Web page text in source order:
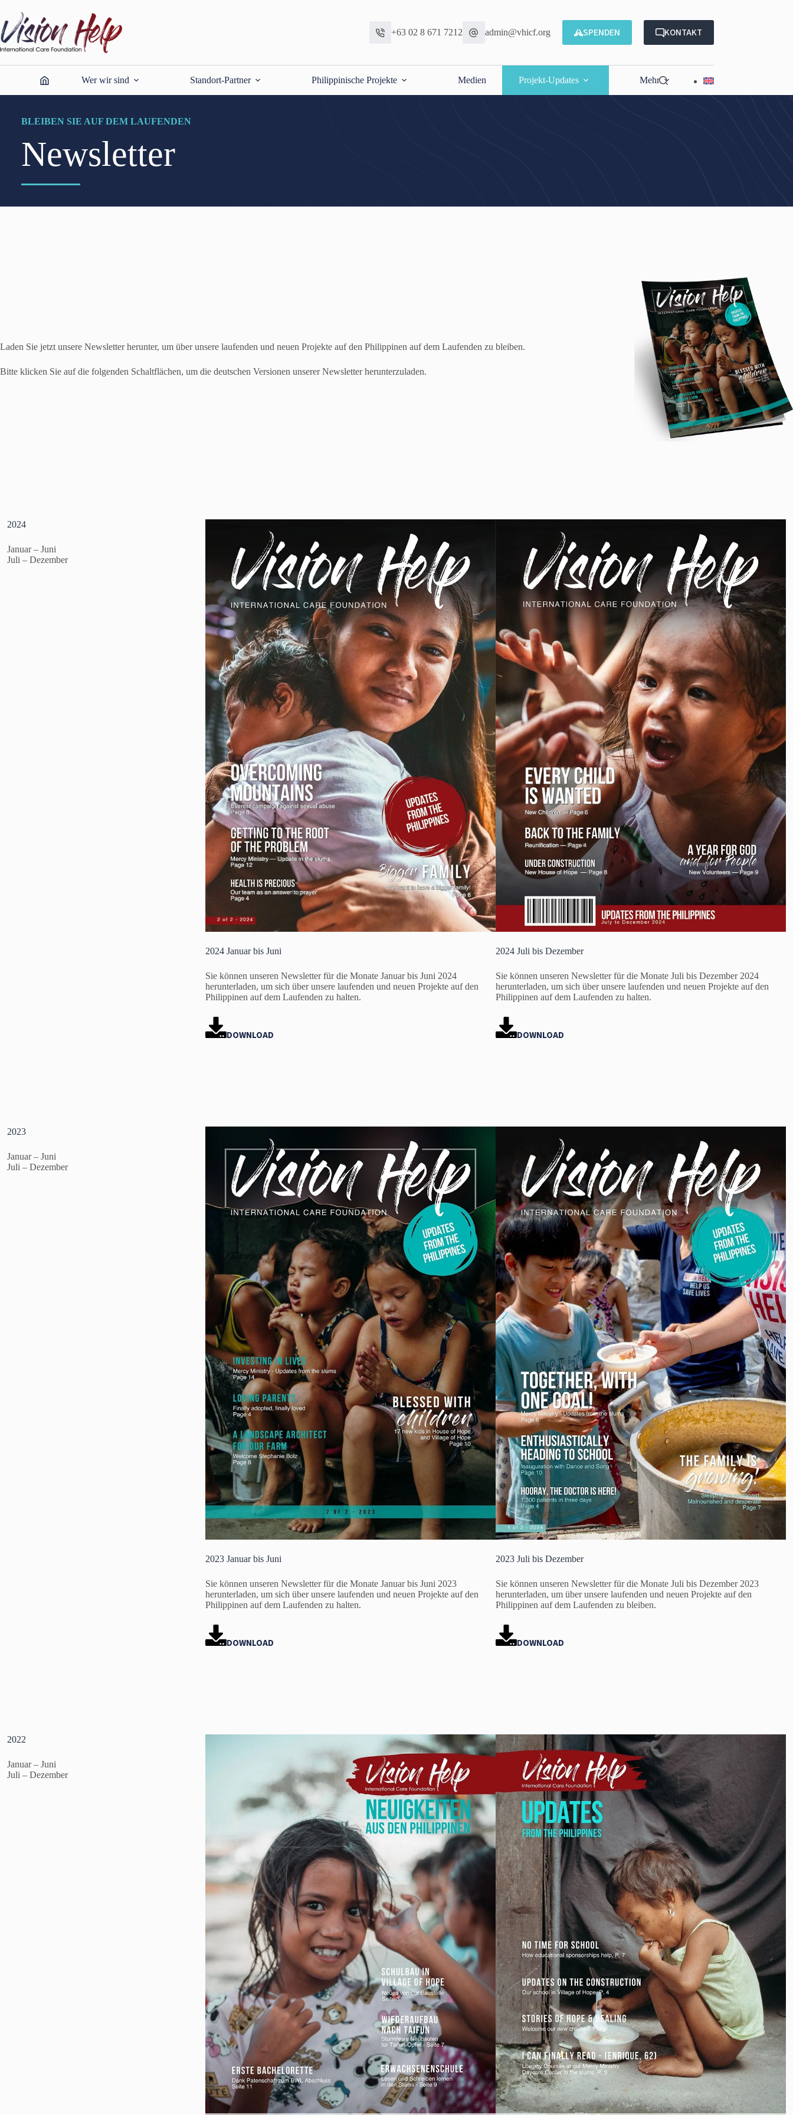
springen
+63 02 8 671 7212 admin@vhicf.org SPENDEN KONTAKT
Wer wir sind Standort-Partner Philippinische Projekte Medien Projekt-Updates Mehr
BLEIBEN SIE AUF DEM LAUFENDEN
Newsletter
Laden Sie jetzt unsere Newsletter herunter, um über unsere laufenden und neuen Projekte auf den Philippinen auf dem Laufenden zu bleiben.
Bitte klicken Sie auf die folgenden Schaltflächen, um die deutschen Versionen unserer Newsletter herunterzuladen.
2024
Januar – Juni
Juli – Dezember
2024 Januar bis Juni
Sie können unseren Newsletter für die Monate Januar bis Juni 2024
herunterladen, um sich über unsere laufenden und neuen Projekte auf den
Philippinen auf dem Laufenden zu halten.
DOWNLOAD
2024 Juli bis Dezember
Sie können unseren Newsletter für die Monate Juli bis Dezember 2024
herunterladen, um sich über unsere laufenden und neuen Projekte auf den
Philippinen auf dem Laufenden zu halten.
DOWNLOAD
2023
Januar – Juni
Juli – Dezember
2023 Januar bis Juni
Sie können unseren Newsletter für die Monate Januar bis Juni 2023
herunterladen, um sich über unsere laufenden und neuen Projekte auf den
Philippinen auf dem Laufenden zu halten.
DOWNLOAD
2023 Juli bis Dezember
Sie können unseren Newsletter für die Monate Juli bis Dezember 2023
herunterladen, um über unsere laufenden und neuen Projekte auf den
Philippinen auf dem Laufenden zu bleiben.
DOWNLOAD
2022
Januar – Juni
Juli – Dezember